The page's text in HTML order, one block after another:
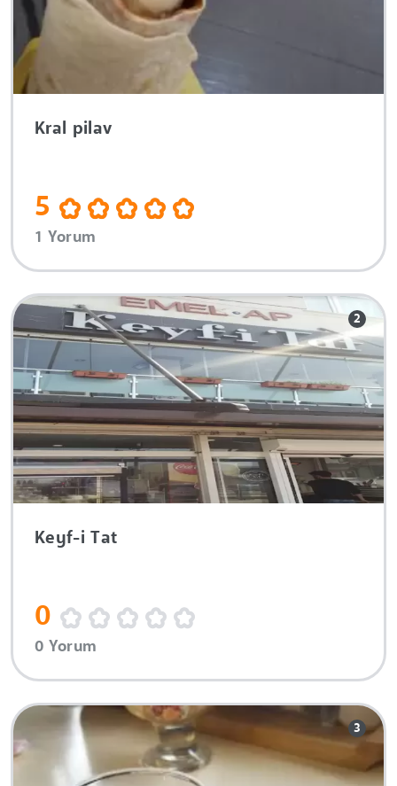
Kral pilav
5
1 Yorum
2
Keyf-i Tat
0
0 Yorum
3